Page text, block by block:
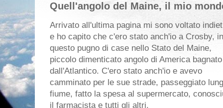
Quell'angolo del Maine, il mio
Arrivato all'ultima pagina mi sono voltato
e ho capito che c'ero stato anch'io a Crosby, in
questo pugno di case nello Stato del Maine,
piccolo dimenticato angolo di America bagnato
dall'Atlantico. C'ero stato anch'io e avevo
camminato per le sue strade, passeggiato
fiume, fatto la spesa al supermercato,
il farmacista e tutti gli altri.